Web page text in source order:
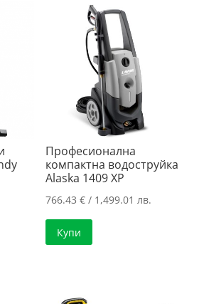
Професионална
компактна водоструйка
Alaska 1409 XP
766.43€ / 1,499.01 лв.
Купи